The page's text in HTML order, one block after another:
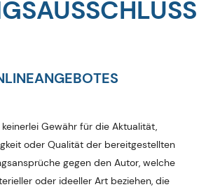
Gewähr für die Aktualität,
oder Qualität der bereitgestellten
gegen den Autor, welche
oder ideeller Art beziehen, die